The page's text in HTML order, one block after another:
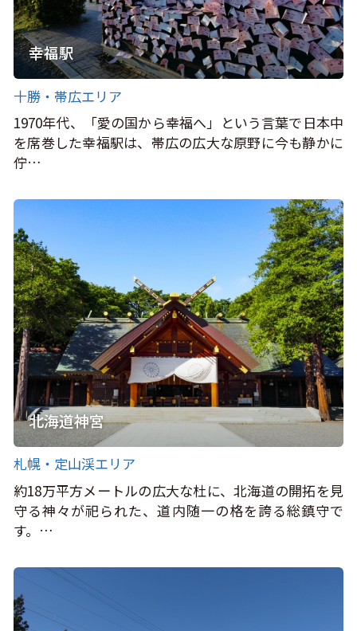
幸福駅
十勝・帯広エリア
1970年代、「愛の国から幸福へ」という言葉で日本中
を席巻した幸福駅は、帯広の広大な原野に今も静かに
佇…
北海道神宮
札幌・定山渓エリア
約18万平方メートルの広大な杜に、北海道の開拓を見
守る神々が祀られた、道内随一の格を誇る総鎮守で
す。…